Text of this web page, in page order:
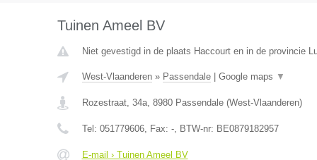
Tuinen Ameel BV
Niet gevestigd in de plaats Haccourt en in de provincie
West-Vlaanderen» Passendale| Google maps ▼
Rozestraat, 34a, 8980 Passendale(West-Vlaanderen)
Tel: 051779606, Fax: -, BTW-nr: BE0879182957
E-mail › Tuinen Ameel BV